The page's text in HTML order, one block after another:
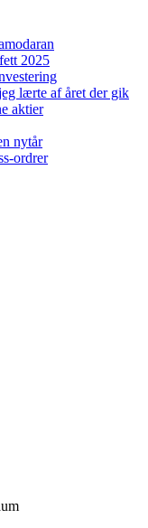
2025
lærte af året der gik
aktier
nytår
ordrer